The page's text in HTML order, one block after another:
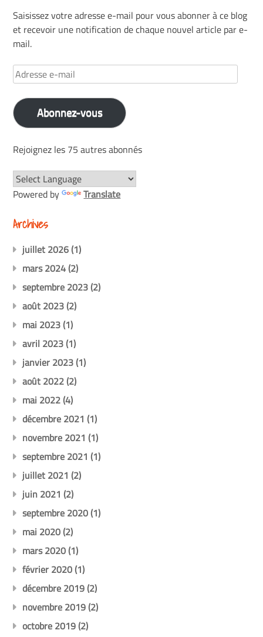
Saisissez votre adresse e-mail pour vous abonner à ce blog
et recevoir une notification de chaque nouvel article par e-
mail.
Adresse
e-
mail
Abonnez-vous
Rejoignez les 75 autres abonnés
Powered by Translate
Archives
juillet 2026(1)
mars 2024(2)
septembre 2023(2)
août 2023(2)
mai 2023(1)
avril 2023(1)
janvier 2023(1)
août 2022(2)
mai 2022(4)
décembre 2021 (1)
novembre 2021 (1)
septembre 2021 (1)
juillet 2021 (2)
juin 2021 (2)
septembre 2020(1)
mai 2020(2)
mars 2020(1)
février 2020(1)
décembre 2019(2)
novembre 2019(2)
octobre 2019(2)